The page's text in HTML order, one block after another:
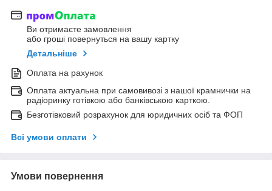
Ви отримаєте замовлення
або гроші повернуться на вашу картку
Детальніше
Оплата на рахунок
Оплата актуальна при самовивозі з нашої крамнички на
радіоринку готівкою або банківською карткою.
Безготівковий розрахунок для юридичних осіб та ФОП
Всі умови оплати
Умови повернення